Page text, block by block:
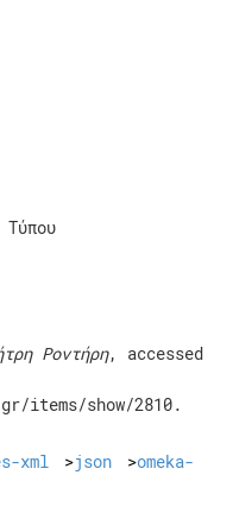
Τύπου
Ροντήρη, accessed
items/show/2810.
xml json
omeka-